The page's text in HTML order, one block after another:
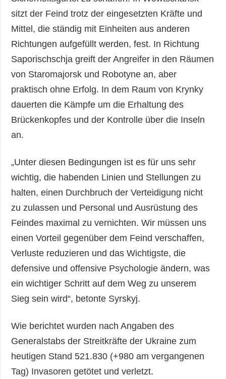
sitzt der Feind trotz der eingesetzten Kräfte und
Mittel, die ständig mit Einheiten aus anderen
Richtungen aufgefüllt werden, fest. In Richtung
Saporischschja greift der Angreifer in den Räumen
von Staromajorsk und Robotyne an, aber
praktisch ohne Erfolg. In dem Raum von Krynky
dauerten die Kämpfe um die Erhaltung des
Brückenkopfes und der Kontrolle über die Inseln
an.
„Unter diesen Bedingungen ist es für uns sehr
wichtig, die habenden Linien und Stellungen zu
halten, einen Durchbruch der Verteidigung nicht
zu zulassen und Personal und Ausrüstung des
Feindes maximal zu vernichten. Wir müssen uns
einen Vorteil gegenüber dem Feind verschaffen,
Verluste reduzieren und das Wichtigste, die
defensive und offensive Psychologie ändern, was
ein wichtiger Schritt auf dem Weg zu unserem
Sieg sein wird“, betonte Syrskyj.
Wie berichtet wurden nach Angaben des
Generalstabs der Streitkräfte der Ukraine zum
heutigen Stand 521.830 (+980 am vergangenen
Tag) Invasoren getötet und verletzt.